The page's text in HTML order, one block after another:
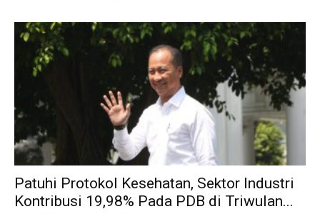
Patuhi Protokol Kesehatan, Sektor Industri
Kontribusi 19,98% Pada PDB di Triwulan...